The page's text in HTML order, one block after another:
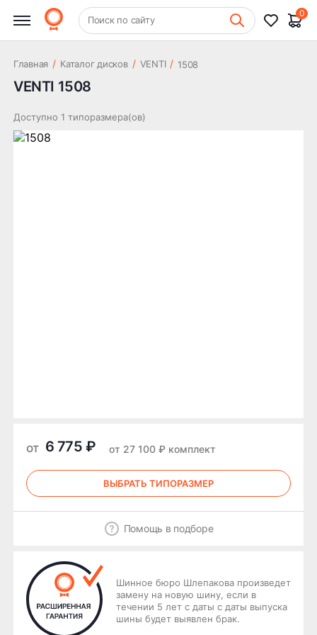
+7 (831) 261-35-35 Шиномонтаж
Поиск по сайту
0
Главная / Каталог дисков / VENTI / 1508
VENTI 1508
Доступно 1 типоразмера(ов)
от 6 775 ₽ от 27 100 ₽ комплект
ВЫБРАТЬ ТИПОРАЗМЕР
Помощь в подборе
Шинное бюро Шлепакова произведет
замену на новую шину, если в
течении 5 лет с даты с даты выпуска
шины будет выявлен брак.